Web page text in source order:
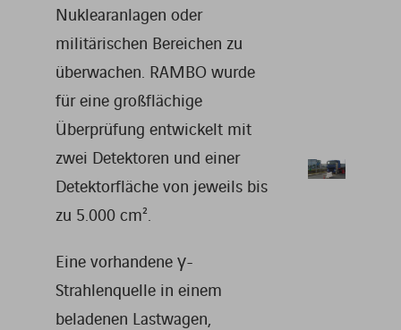
Nuklearanlagen oder
militärischen Bereichen zu
überwachen. RAMBO wurde
für eine großflächige
Überprüfung entwickelt mit
zwei Detektoren und einer
Detektorfläche von jeweils bis
zu 5.000 cm².
Eine vorhandene γ-
Strahlenquelle in einem
beladenen Lastwagen,